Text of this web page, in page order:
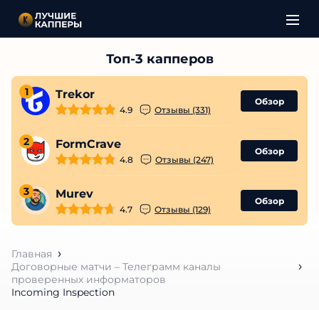
1 Trekor
4.9 Отзывы (331)
Обзор
2 FormCrave
4.8 Отзывы (247)
Обзор
3 Murev
4.7 Отзывы (129)
Обзор
Главная
Договорные матчи – Телеграмм каналы
проверенных информаторов
Incoming Inspection